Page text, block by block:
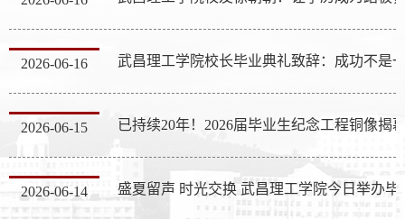
2026-06-16
2026-06-15 已持续20年！2026届毕业生纪念工程铜像揭
2026-06-14